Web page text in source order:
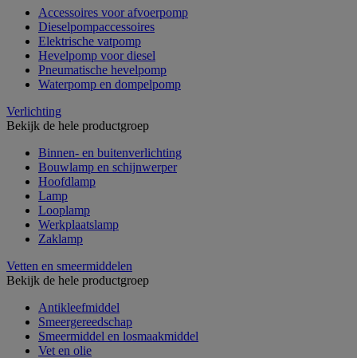
Accessoires voor afvoerpomp
Dieselpompaccessoires
Elektrische vatpomp
Hevelpomp voor diesel
Pneumatische hevelpomp
Waterpomp en dompelpomp
Verlichting
Bekijk de hele productgroep
Binnen- en buitenverlichting
Bouwlamp en schijnwerper
Hoofdlamp
Lamp
Looplamp
Werkplaatslamp
Zaklamp
Vetten en smeermiddelen
Bekijk de hele productgroep
Antikleefmiddel
Smeergereedschap
Smeermiddel en losmaakmiddel
Vet en olie